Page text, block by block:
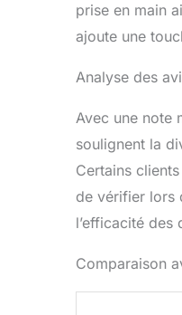
prise en main
ajoute une
Analyse des
Avec une note
soulignent la
Certains
de vérifier lors
l’efficacité
Comparaison